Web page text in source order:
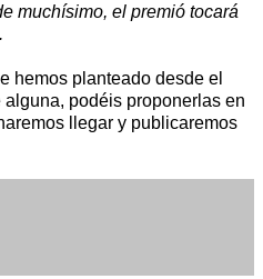
muchísimo, el premió tocará
hemos planteado desde el
podéis proponerlas en
llegar y publicaremos